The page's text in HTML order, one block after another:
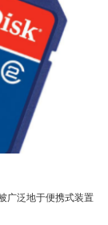
广泛地于便携式装置